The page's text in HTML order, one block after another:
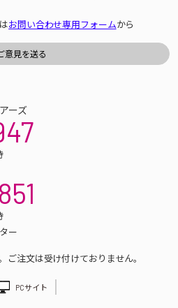
お問い合わせ専用フォームから
ーズ
ー
注文は受け付けておりません。
PCサイト